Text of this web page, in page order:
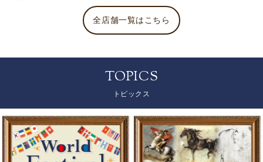
全店舗一覧はこちら
TOPICS
トピックス